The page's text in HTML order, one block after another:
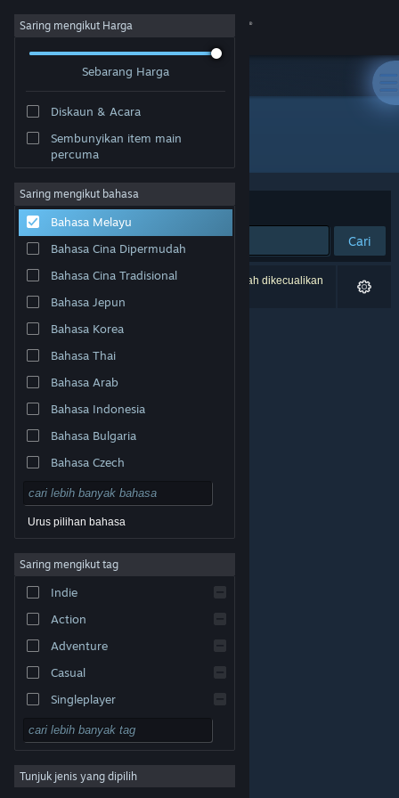
Sign in
Tentang
Sokongan
Ubah bahasa
Dapatkan Steam Mobile App
Lihat laman web desktop
© Valve Corporation. Hak cipta terpelihara. Semua
tanda dagangan ialah hak milik pemilik masing-masing
di AS dan negara-negara lain.Dasar Privasi|
Steam | Bayaran balik | Kuki
Saring mengikut Harga
Sebarang Harga
Diskaun & Acara
Sembunyikan item main
percuma
Saring mengikut bahasa
Bahasa Melayu
Bahasa Cina Dipermudah
Bahasa Cina Tradisional
Bahasa Jepun
Bahasa Korea
Bahasa Thai
Bahasa Arab
Bahasa Indonesia
Bahasa Bulgaria
Bahasa Czech
Bahasa Denmark
Bahasa Jerman
Bahasa Inggeris
Bahasa Sepanyol – Sepanyol
Bahasa Sepanyol – Amerika
Urus pilihan bahasa
Saring mengikut tag
Indie
Action
Adventure
Casual
Singleplayer
Simulation
RPG
Strategy
Tunjuk jenis yang dipilih
Pembangun: Blue Collar Games
Susun mengikut Perkaitan
Cari
0 hasil sepadan dengan carian anda. 2 tajuk telah dikecualikan
berdasarkan pilihan anda.